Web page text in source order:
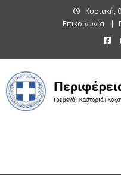
Κυριακή,
Επικοινωνία